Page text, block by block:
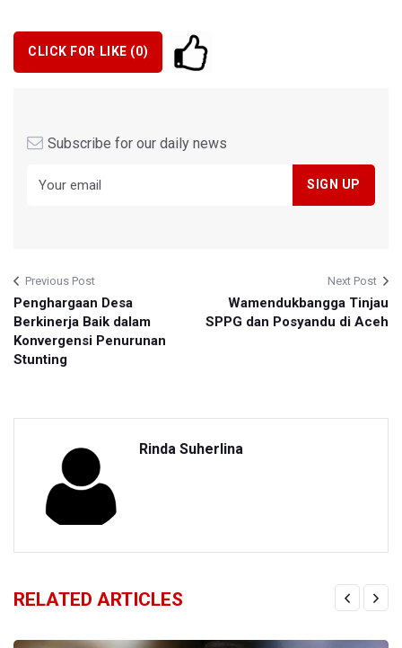
CLICK FOR LIKE (0)
Subscribe for our daily news
Previous Post
Penghargaan Desa
Berkinerja Baik dalam
Konvergensi Penurunan
Stunting
Next Post
Wamendukbangga Tinjau
SPPG dan Posyandu di Aceh
Rinda Suherlina
RELATED ARTICLES